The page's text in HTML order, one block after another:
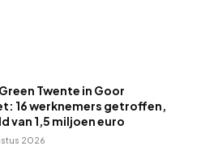
Twente in Goor
16 werknemers getroffen,
van 1,5 miljoen euro
2026